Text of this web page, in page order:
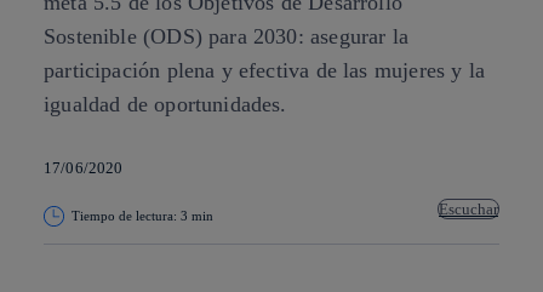
Sostenible (ODS) para 2030: asegurar la
participación plena y efectiva de las mujeres y la
igualdad de oportunidades.
17/06/2020
Tiempo de lectura: 3 min Escuchar